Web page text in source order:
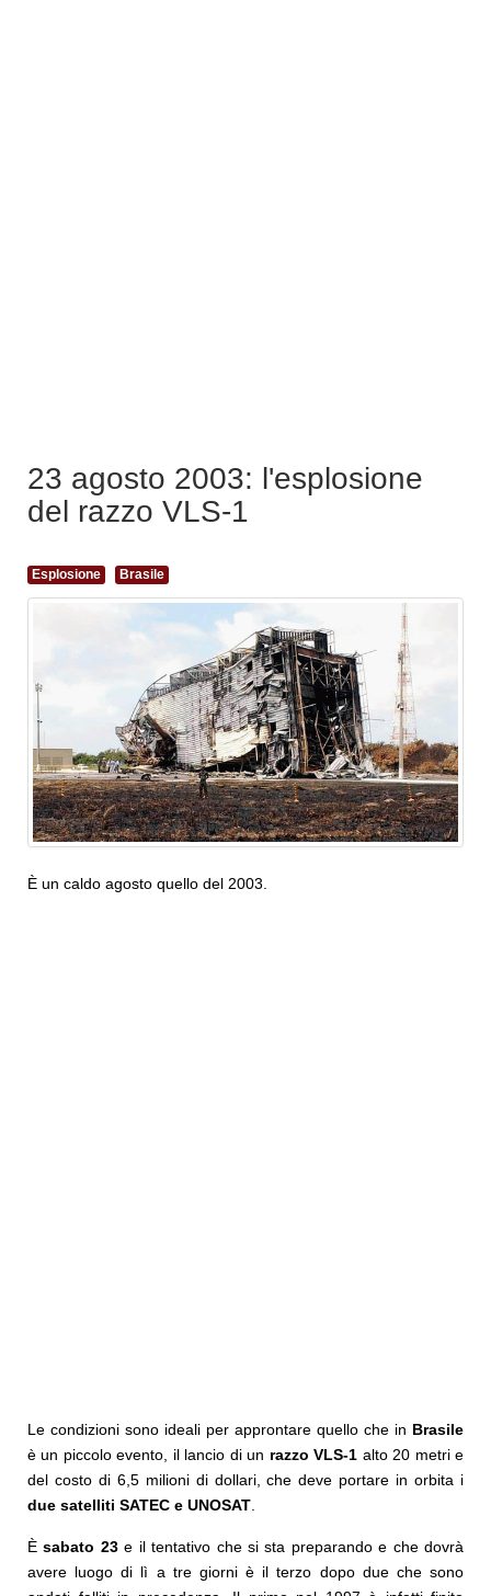
23 agosto 2003: l'esplosione
del razzo VLS-1
Esplosione Brasile
È un caldo agosto quello del 2003.
Le condizioni sono ideali per approntare quello che in Brasile
è un piccolo evento, il lancio di un razzo VLS-1 alto 20 metri e
del costo di 6,5 milioni di dollari, che deve portare in orbita i
due satelliti SATEC e UNOSAT
Èsabato 23e il tentativo che si sta preparando e che dovrà
avere luogo di lì a tre giorni è il terzo dopo due che sono